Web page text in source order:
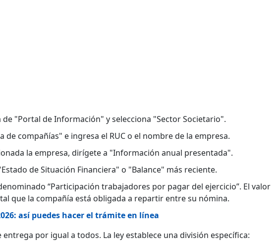
"Portal de Información" y selecciona "Sector Societario".
de compañías" e ingresa el RUC o el nombre de la empresa.
la empresa, dirígete a "Información anual presentada".
de Situación Financiera" o "Balance" más reciente.
“Participación trabajadores por pagar del ejercicio”. El valor
que la compañía está obligada a repartir entre su nómina.
así puedes hacer el trámite en línea
por igual a todos. La ley establece una división específica: